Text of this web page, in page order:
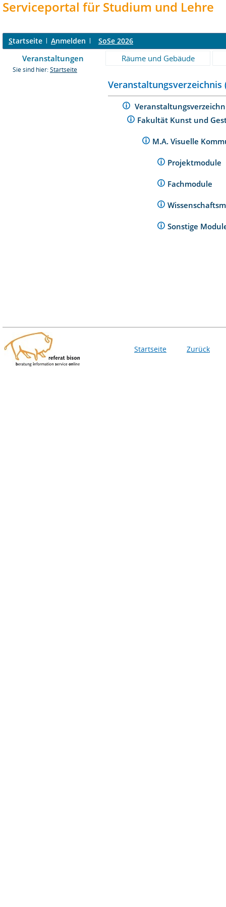
Serviceportal für Studium und Lehre
Startseite Anmelden SoSe 2026
Veranstaltungen Räume und Gebäude
Sie sind hier: Startseite
Veranstaltungsverzeichnis
Fakultät Kunst und
M.A. Visuelle
Projektmodule
Fachmodule
Sonstige
Startseite Zurück